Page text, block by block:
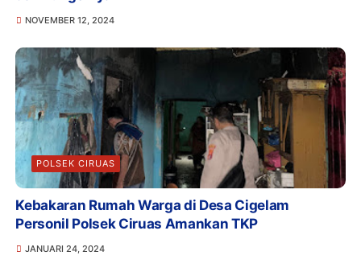
NOVEMBER 12, 2024
POLSEK CIRUAS
Kebakaran Rumah Warga di Desa Cigelam
Personil Polsek Ciruas Amankan TKP
JANUARI 24, 2024